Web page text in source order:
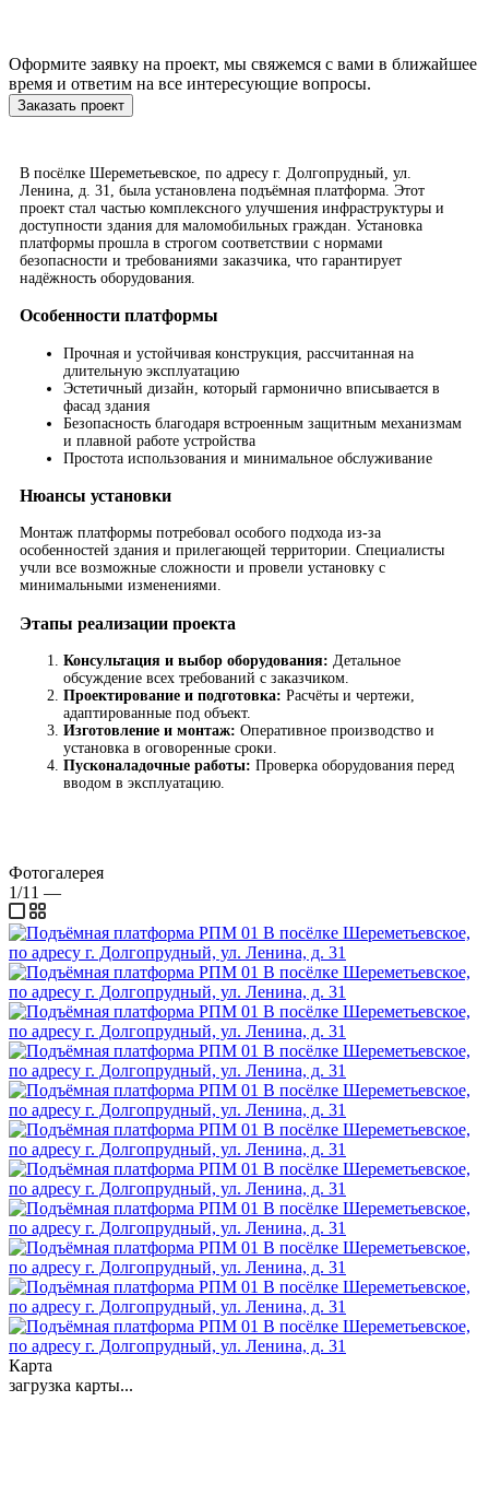
Оформите заявку на проект, мы свяжемся с вами в ближайшее
время и ответим на все интересующие вопросы.
Заказать проект
В посёлке Шереметьевское, по адресу г. Долгопрудный, ул.
Ленина, д. 31, была установлена подъёмная платформа. Этот
проект стал частью комплексного улучшения инфраструктуры и
доступности здания для маломобильных граждан. Установка
платформы прошла в строгом соответствии с нормами
безопасности и требованиями заказчика, что гарантирует
надёжность оборудования.
Особенности платформы
Прочная и устойчивая конструкция, рассчитанная на
длительную эксплуатацию
Эстетичный дизайн, который гармонично вписывается в
фасад здания
Безопасность благодаря встроенным защитным механизмам
и плавной работе устройства
Простота использования и минимальное обслуживание
Нюансы установки
Монтаж платформы потребовал особого подхода из-за
особенностей здания и прилегающей территории. Специалисты
учли все возможные сложности и провели установку с
минимальными изменениями.
Этапы реализации проекта
Консультация и выбор оборудования: Детальное
обсуждение всех требований с заказчиком.
Проектирование и подготовка: Расчёты и чертежи,
адаптированные под объект.
Изготовление и монтаж: Оперативное производство и
установка в оговоренные сроки.
Пусконаладочные работы: Проверка оборудования перед
вводом в эксплуатацию.
Фотогалерея
1/11 —
Карта
загрузка карты...